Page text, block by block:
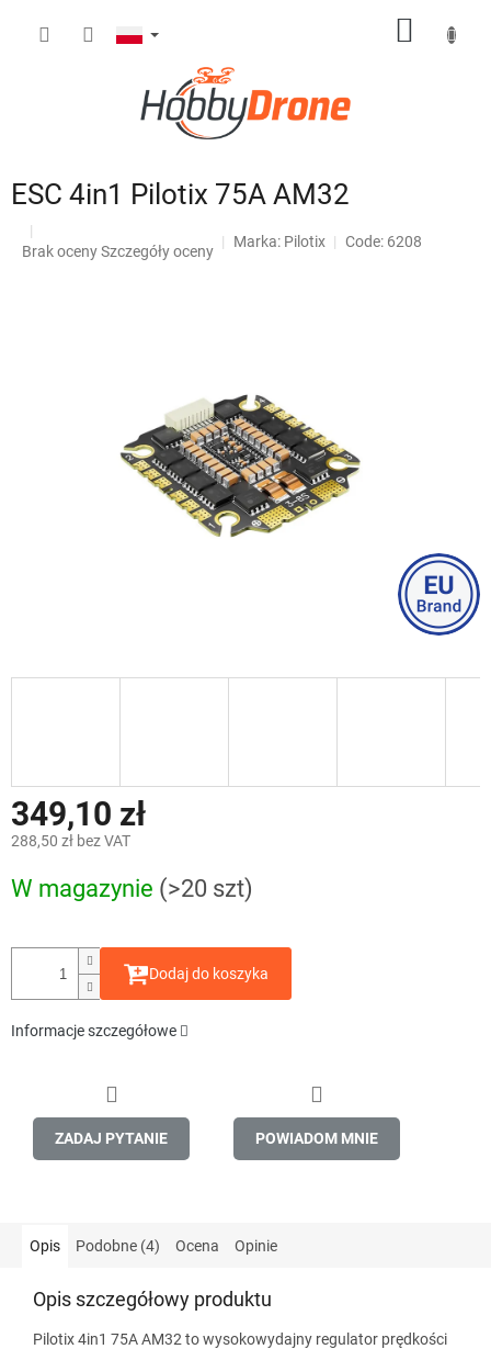
ЕSC 4in1 Pilotix 75A AM32
Średnia
Brak ocenySzczegóły oceny
Marka: Pilotix Code: 6208
349,10 zł
288,50 zł bez VAT
jednostkowa:
W magazynie (>20 szt)
Dodaj do koszyka
Informacje szczegółowe
ZADAJ PYTANIE POWIADOM MNIE
Opis Podobne (4) Ocena Opinie
Opis szczegółowy produktu
Pilotix 4in1 75A AM32 to wysokowydajny regulator prędkości